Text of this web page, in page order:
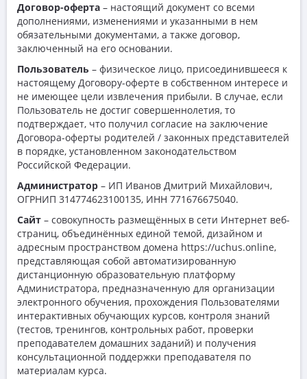
Договор-оферта – настоящий документ со всеми
дополнениями, изменениями и указанными в нем
обязательными документами, а также договор,
заключенный на его основании.
Пользователь – физическое лицо, присоединившееся к
настоящему Договору-оферте в собственном интересе и
не имеющее цели извлечения прибыли. В случае, если
Пользователь не достиг совершеннолетия, то
подтверждает, что получил согласие на заключение
Договора-оферты родителей / законных представителей
в порядке, установленном законодательством
Российской Федерации.
Администратор – ИП Иванов Дмитрий Михайлович,
ОГРНИП 314774623100135, ИНН 771676675040.
Сайт – совокупность размещённых в сети Интернет веб-
страниц, объединённых единой темой, дизайном и
адресным пространством домена https://uchus.online,
представляющая собой автоматизированную
дистанционную образовательную платформу
Администратора, предназначенную для организации
электронного обучения, прохождения Пользователями
интерактивных обучающих курсов, контроля знаний
(тестов, тренингов, контрольных работ, проверки
преподавателем домашних заданий) и получения
консультационной поддержки преподавателя по
материалам курса.